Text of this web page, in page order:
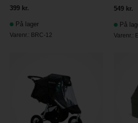
399 kr.
På lager
Varenr.: BRC-12
549 kr.
På
Varenr.: